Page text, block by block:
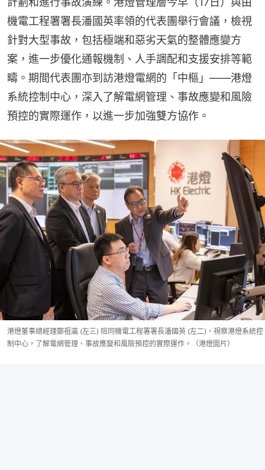
機電工程署署長潘國英率領的代表團舉行會議，檢視
針對大型事故，包括極端和惡劣天氣的整體應變方
案，進一步優化通報機制、人手調配和支援安排等範
疇。期間代表團亦到訪港燈電網的「中樞」——港燈
系統控制中心，深入了解電網管理、事故應變和風險
預控的實際運作，以進一步加強雙方協作。
港燈董事總經理鄭祖瀛 (左三) 陪同機電工程署署長潘國英 (左二)，視察港燈系統控
制中心，了解電網管理、事故應變和風險預控的實際運作。（港燈圖片）